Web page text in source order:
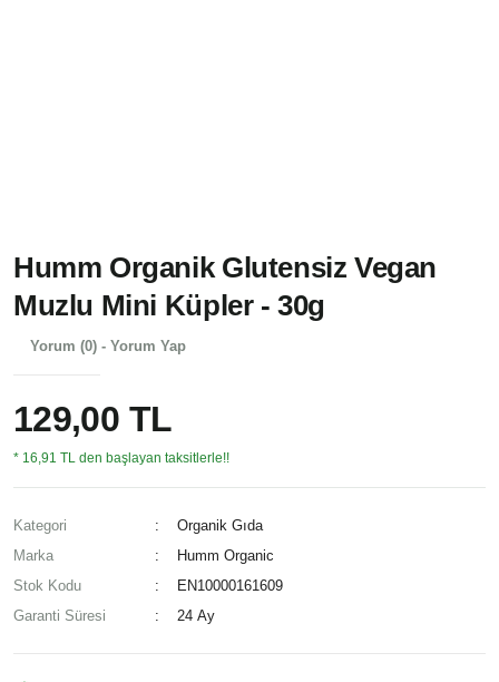
Humm Organik Glutensiz Vegan
Muzlu Mini Küpler - 30g
Yorum (0) - Yorum Yap
129,00 TL
* 16,91 TL den başlayan taksitlerle!!
Kategori
Organik Gıda
Marka
Humm Organic
Stok Kodu
EN10000161609
Garanti Süresi
24 Ay